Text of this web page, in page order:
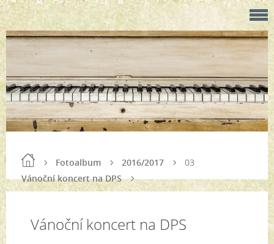
Fotoalbum
2016/2017
Vánoční koncert na DPS
03
Vánoční koncert na DPS